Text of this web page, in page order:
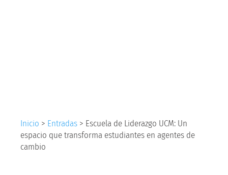
Inicio > Entradas > Escuela de Liderazgo UCM: Un
espacio que transforma estudiantes en agentes de
cambio